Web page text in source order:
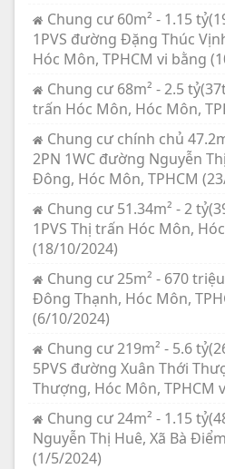
Chung cư 60m² - 1.15
1PVS đường Đặng Thúc
Hóc Môn, TPHCM vi bằng
Chung cư 68m² - 2.5
trấn Hóc Môn, Hóc Môn,
Chung cư chính chủ
2PN 1WC đường Nguyễn
Đông, Hóc Môn, TPHCM
Chung cư 51.34m² - 2
1PVS Thị trấn Hóc Môn,
(18/10/2024)
Chung cư 25m² - 670
Đông Thạnh, Hóc Môn,
(6/10/2024)
Chung cư 219m² - 5.6
5PVS đường Xuân Thới
Thượng, Hóc Môn, TPHCM
Chung cư 24m² - 1.15
Nguyễn Thị Huê, Xã Bà
(1/5/2024)